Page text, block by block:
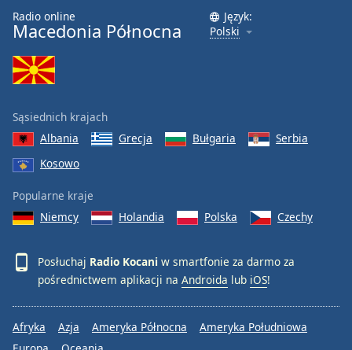
Font
Family
Close
Modal
Dialog
End
dialog
window.
Radio online
Macedonia Północna
Język:
Polski
Sąsiednich krajach
Albania
Grecja Bułgaria
Serbia
Kosowo
Popularne kraje
Niemcy
Holandia Polska Czechy
Posłuchaj Radio Kocani w smartfonie za darmo za
pośrednictwem aplikacji na Androida lub iOS!
Afryka Azja Ameryka Północna
Ameryka Południowa